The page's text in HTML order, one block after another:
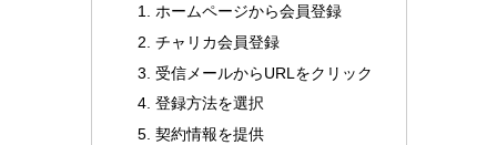
ホームページから会員登録
チャリカ会員登録
受信メールからURLをクリック
登録方法を選択
契約情報を提供